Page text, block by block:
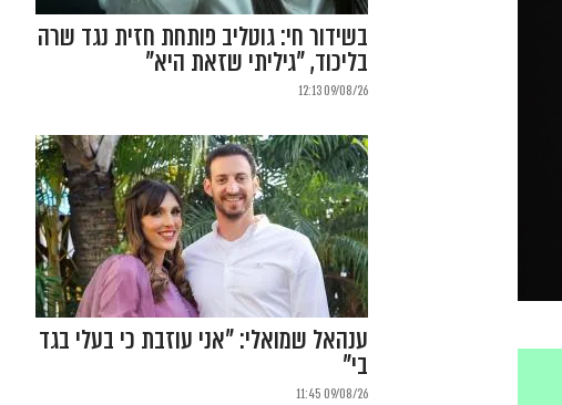
בשידור חי: גוטליב פותחת חזית נגד שרה
בליכוד, "גיליתי שזאת היא"
09/08/26 12:13
ענהאל שמואלי: "אני עוזבת כי בעלי בגד
בי"
09/08/26 11:45